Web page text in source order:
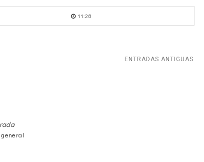
11:28
ENTRADAS ANTIGUAS